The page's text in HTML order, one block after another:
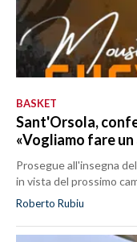
BASKET
Sant'Orsola,
«Vogliamo fare
Prosegue all'insegna
in vista del prossimo
Roberto Rubiu